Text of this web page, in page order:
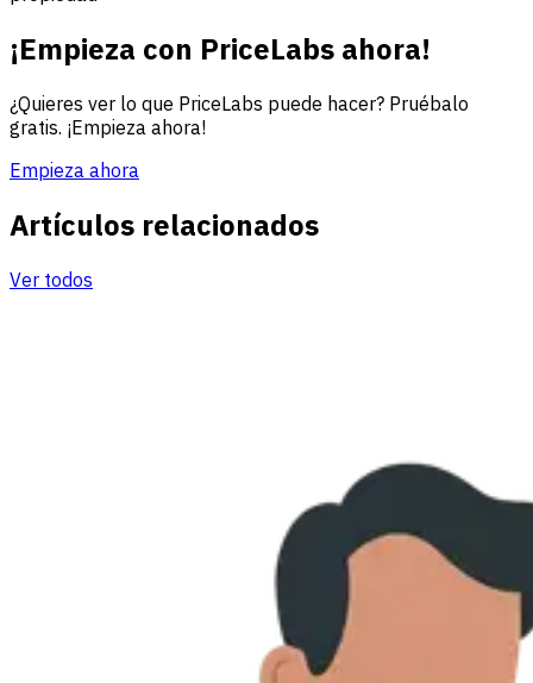
¡Empieza con PriceLabs ahora!
¿Quieres ver lo que PriceLabs puede hacer? Pruébalo
gratis. ¡Empieza ahora!
Empieza ahora
Artículos relacionados
Ver todos